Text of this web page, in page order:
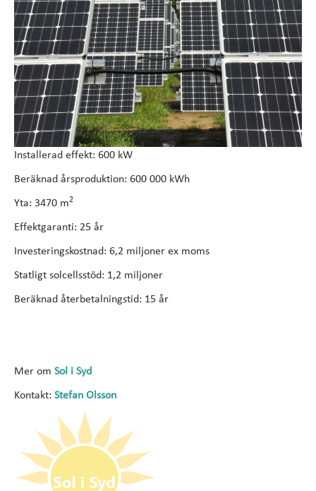
Installerad effekt: 600 kW
Beräknad årsproduktion: 600 000 kWh
Yta: 3470 m2
Effektgaranti: 25 år
Investeringskostnad: 6,2 miljoner ex moms
Statligt solcellsstöd: 1,2 miljoner
Beräknad återbetalningstid: 15 år
Mer om Sol i Syd
Kontakt: Stefan Olsson